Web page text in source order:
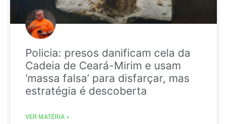
Policia: presos danificam cela da
Cadeia de Ceará-Mirim e usam
‘massa falsa’ para disfarçar, mas
estratégia é descoberta
VER MATÉRIA »